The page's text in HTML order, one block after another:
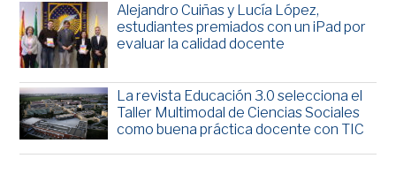
Alejandro Cuiñas y Lucía López,
estudiantes premiados con un iPad por
evaluar la calidad docente
La revista Educación 3.0 selecciona el
Taller Multimodal de Ciencias Sociales
como buena práctica docente con TIC